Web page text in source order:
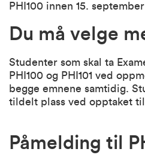
PHI100 innen 15.
Du må velge
Studenter som skal ta
PHI100 og PHI101 ved
begge emnene samtidig.
tildelt plass ved opptaket
Påmelding til